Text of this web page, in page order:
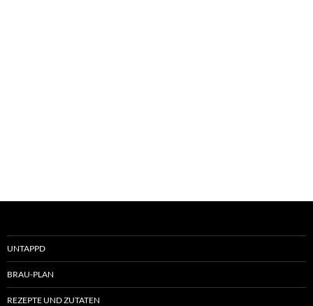
UNTAPPD
BRAU-PLAN
REZEPTE UND ZUTATEN